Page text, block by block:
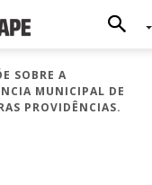
SOBRE A
MUNICIPAL DE
PROVIDÊNCIAS.